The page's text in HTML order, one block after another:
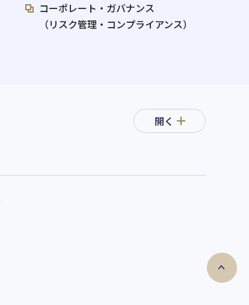
コーポレート・ガバナンス
（リスク管理・コンプライアンス）
開く